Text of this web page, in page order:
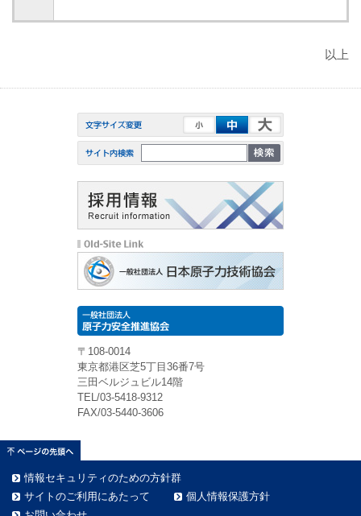
以上
〒108-0014
東京都港区芝5丁目36番7号
三田ベルジュビル14階
TEL/03-5418-9312
FAX/03-5440-3606
情報セキュリティのための方針群
サイトのご利用にあたって
個人情報保護方針